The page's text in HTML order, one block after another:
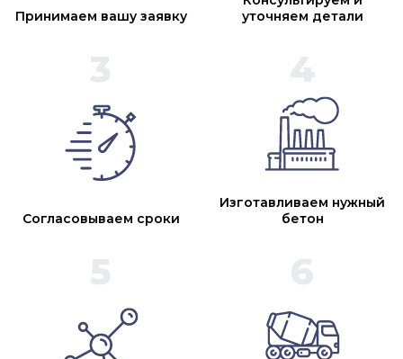
Принимаем вашу заявку
уточняем детали
Согласовываем сроки
Изготавливаем нужный
бетон